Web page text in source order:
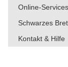
Online-
Schwarzes
Kontakt & Hilfe